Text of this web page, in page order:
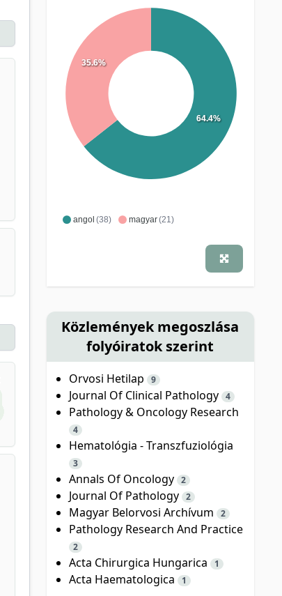
angol (38) magyar(21)
64.4%
35.6%
Közlemények megoszlása
folyóiratok szerint
Orvosi Hetilap 9
Journal Of Clinical Pathology 4
Pathology & Oncology Research
4
Hematológia - Transzfuziológia
3
Annals Of Oncology 2
Journal Of Pathology 2
Magyar Belorvosi Archívum 2
Pathology Research And Practice
2
Acta Chirurgica Hungarica 1
Acta Haematologica 1